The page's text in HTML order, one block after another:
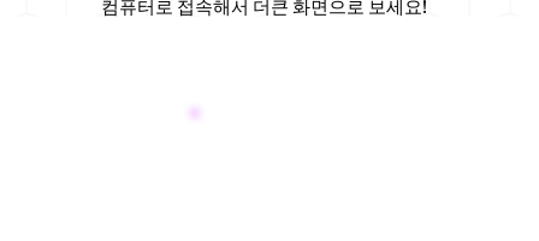
컴퓨터로 접속해서 더큰 화면으로 보세요!